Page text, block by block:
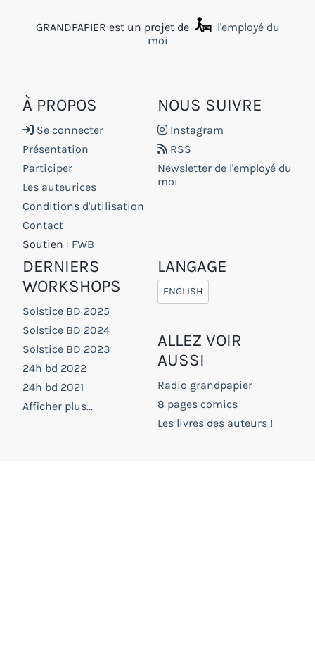
GRANDPAPIER est un projet de
l'employé du
moi
À PROPOS
Se connecter
Présentation
Participer
Les auteurices
Conditions d'utilisation
Contact
Soutien : FWB
NOUS SUIVRE
Instagram
RSS
Newsletter de l'employé du
moi
DERNIERS
WORKSHOPS
Solstice BD 2025
Solstice BD 2024
Solstice BD 2023
24h bd 2022
24h bd 2021
Afficher plus...
LANGAGE
ENGLISH
ALLEZ VOIR
AUSSI
Radio grandpapier
8 pages comics
Les livres des auteurs !